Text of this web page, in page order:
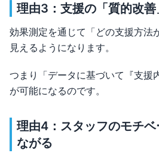
理由3：支援の「質的改
効果測定を通じて「どの支援方法
見えるようになります。
つまり「データに基づいて『支援
が可能になるのです。
理由4：スタッフのモチ
ながる